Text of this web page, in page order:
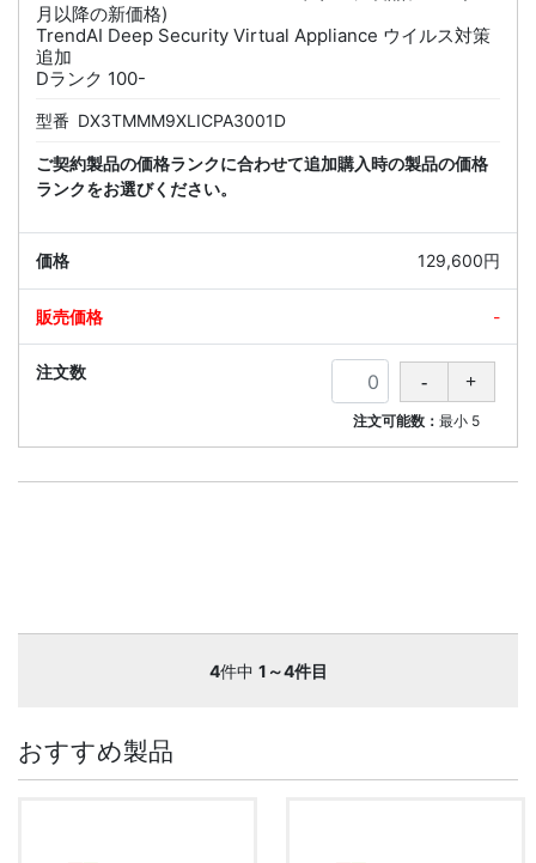
月以降の新価格)
TrendAI Deep Security Virtual Appliance ウイルス対策
追加
Dランク 100-
型番 DX3TMMM9XLICPA3001D
ご契約製品の価格ランクに合わせて追加購入時の製品の価格
ランクをお選びください。
129,600円
-
注文可能数： 最小 5
4件中 1～4件目
おすすめ製品